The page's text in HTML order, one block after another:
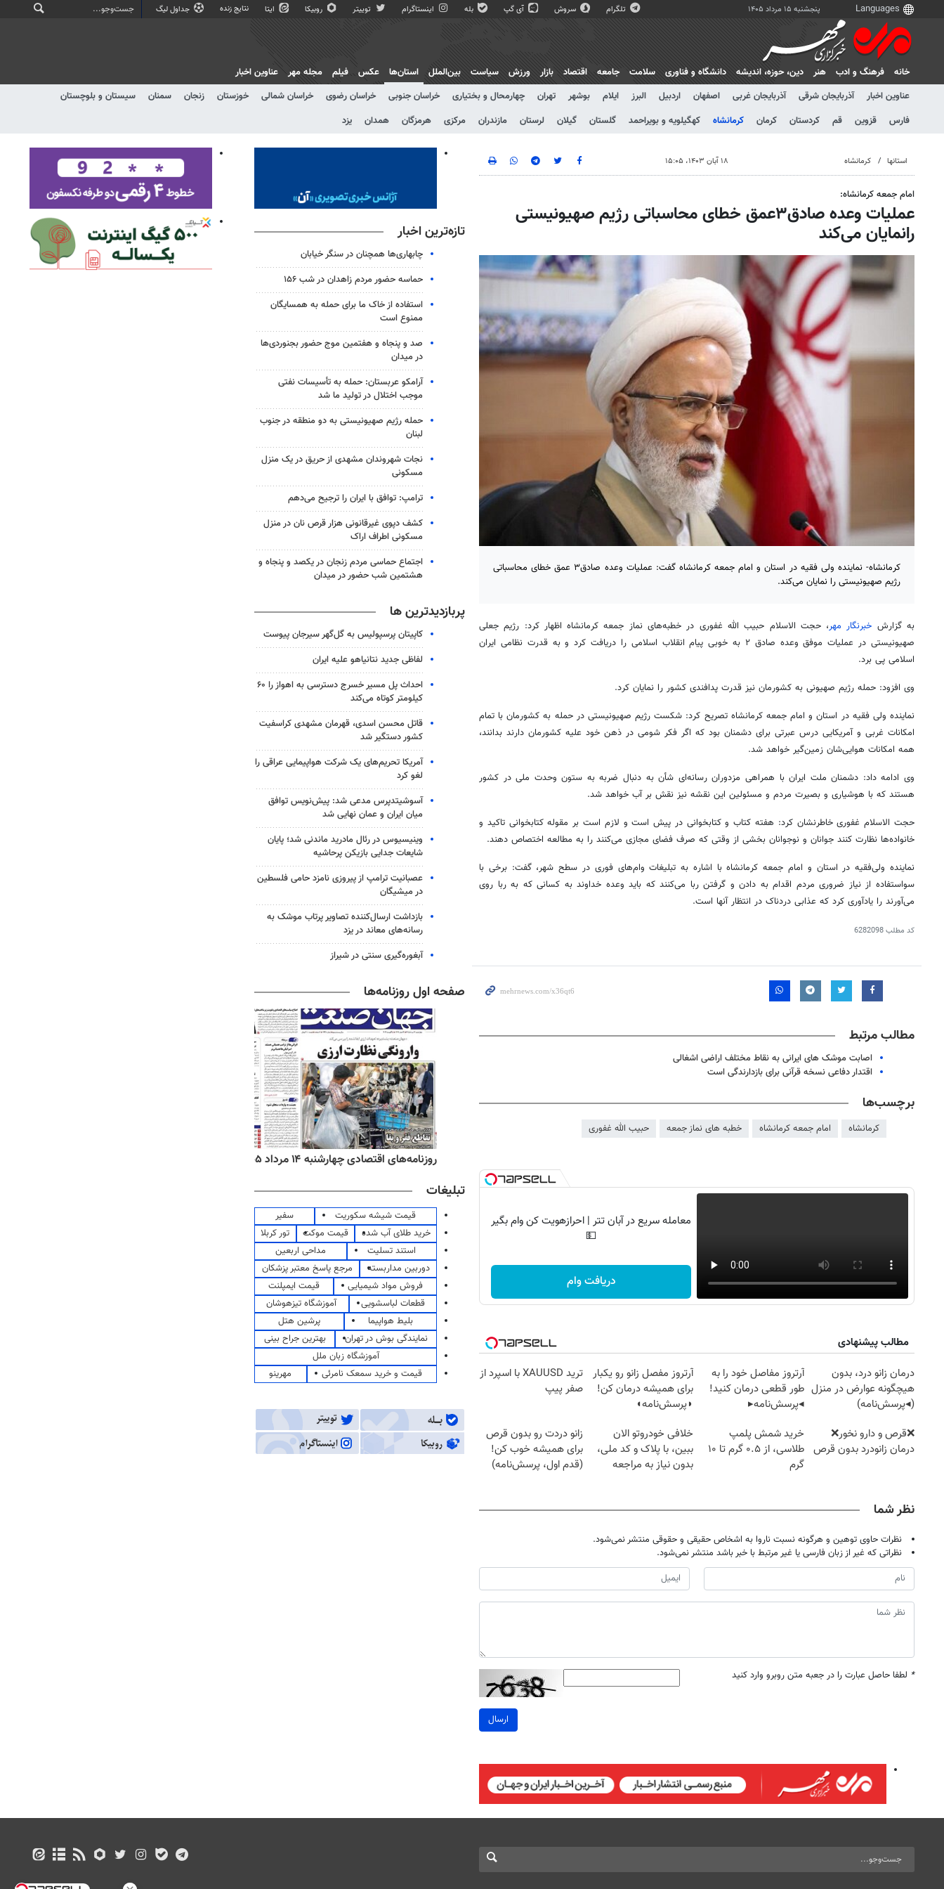
پنجشنبه ۱۵ مرداد ۱۴۰۵ تلگرام سروش آی گپ بله اینستاگرام توییتر روبیکا ایتا نتایج زنده جداول لیگ
خانه فرهنگ و ادب هنر دين، حوزه، انديشه دانشگاه و فناوری سلامت جامعه اقتصاد بازار ورزش سیاست بین‌الملل
استان‌ها
عناوین اخبار
آذربایجان شرقی آذربایجان غربی اصفهان اردبیل البرز ایلام بوشهر تهران چهارمحال و بختیاری خراسان جنوبی خراسان رضوی خراسان شمالی خوزستان زنجان سمنان
سیستان و بلوچستان
فارس
قزوین قم کردستان کرمان کرمانشاه کهگیلویه و بویراحمد گلستان گیلان لرستان مازندران مرکزی هرمزگان همدان یزد
عکس فیلم مجله مهر عناوین اخبار
استانها کرمانشاه ۱۸ آبان ۱۴۰۳، ۱۵:۰۵
امام جمعه کرمانشاه:
عملیات وعده صادق۳عمق خطای محاسباتی رژیم صهیونیستی
رانمایان می‌کند
کرمانشاه- نماینده ولی فقیه در استان و امام جمعه کرمانشاه گفت: عملیات وعده صادق۳ عمق خطای محاسباتی
رژیم صهیونیستی را نمایان می‌کند.
به گزارش خبرنگار مهر، حجت الاسلام حبیب الله غفوری در خطبه‌های نماز جمعه کرمانشاه اظهار کرد: رژیم جعلی
صهیونیستی در عملیات موفق وعده صادق ۲ به خوبی پیام انقلاب اسلامی را دریافت کرد و به قدرت نظامی ایران
اسلامی پی برد.
وی افزود: حمله رژیم صهیونی به کشورمان نیز قدرت پدافندی کشور را نمایان کرد.
نماینده ولی فقیه در استان و امام جمعه کرمانشاه تصریح کرد: شکست رژیم صهیونیستی در حمله به کشورمان با تمام
امکانات غربی و آمریکایی درس عبرتی برای دشمنان بود که اگر فکر شومیدر ذهن خود علیه کشورمان دارند بدانند،
همه امکانات هوایی‌شان زمین‌گیر خواهد شد.
وی ادامه داد: دشمنان ملت ایران با همراهی مزدوران رسانه‌ای شأن به دنبال ضربه به ستون وحدت ملی در کشور
هستند که با هوشیاری و بصیرت مردم و مسئولین این نقشه نیز نقش بر آب خواهد شد.
حجت الاسلام غفوری خاطرنشان کرد: هفته کتاب و کتابخوانی در پیش است و لازم است بر مقوله کتابخوانی تاکید و
خانواده‌ها نظارت کنند جوانان و نوجوانان بخشی از وقتی که صرف فضای مجازی می‌کنند را به مطالعه اختصاص دهند.
نماینده ولی‌فقیه در استان و امام جمعه کرمانشاه با اشاره به تبلیغات وام‌های فوری در سطح شهر، گفت: برخی با
سواستفاده از نیاز ضروری مردم اقدام به دادن و گرفتن ربا می‌کنند که باید وعده خداوند به کسانی که به ربا روی
می‌آورند را یادآوری کرد که عذابی دردناک در انتظار آنها است.
کد مطلب6282098
مطالب مرتبط
اصابت موشک های ایرانی به نقاط مختلف اراضی اشغالی
اقتدار دفاعی نسخه قرآنی برای بازدارندگی است
برچسب‌ها
کرمانشاه امام جمعه کرمانشاه خطبه های نماز جمعه حبیب الله غفوری
معامله سریع در آبان تتر | احرازهویت کن وام بگیر
💵
دریافت وام
مطالب پیشنهادی
درمان زانو درد، بدون
هیچگونه عوارض در منزل
(◂پرسش‌نامه)
آرتروز مفاصل خود را به
طور قطعی درمان کنید!
◂پرسش‌نامه▸
آرتروز مفصل زانو رو یکبار
برای همیشه درمان کن!
◗پرسش‌نامه◖
ترید XAUUSD با اسپرد از
صفر پیپ
❌قرص‌ و دارو نخور❌
درمان زانودرد بدون قرص
خرید شمش پلمپ
طلاسی، از ۰.۵ گرم تا ۱۰
گرم
خلافی خودروتو الان
ببین، با پلاک و کد ملی،
بدون نیاز به مراجعه
زانو دردت رو بدون قرص
برای همیشه خوب کن!
(قدم اول، پرسش‌نامه)
نظر شما
نظرات حاوی توهین و هرگونه نسبت ناروا به اشخاص حقیقی و حقوقی منتشر نمی‌شود.
نظراتی که غیر از زبان فارسی یا غیر مرتبط با خبر باشد منتشر نمی‌شود.
* لطفا حاصل عبارت را در جعبه متن روبرو وارد کنید
ارسال
تازه‌ترین اخبار
چابهاری‌ها همچنان در سنگر خیابان
حماسه حضور مردم زاهدان در شب ۱۵۶
استفاده از خاک ما برای حمله به همسایگان
ممنوع است
صد و پنجاه و هفتمین موج حضور بجنوردی‌ها
در میدان
آرامکو عربستان: حمله به تأسیسات نفتی
موجب اختلال در تولید ما شد
حمله رژیم صهیونیستی به دو منطقه در جنوب
لبنان
نجات شهروندان مشهدی از حریق در یک منزل
مسکونی
ترامپ: توافق با ایران را ترجیح می‌دهم
کشف دپوی غیرقانونی هزار قرص نان در منزل
مسکونی اطراف اراک
اجتماع حماسی مردم زنجان در یکصد و پنجاه و
هشتمین شب حضور در میدان
پربازدیدترین ها
کاپیتان پرسپولیس به گل‌گهر سیرجان پیوست
لفاظی جدید نتانیاهو علیه ایران
احداث پل مسیر خسرج دسترسی به اهواز را ۶۰
کیلومتر کوتاه می‌کند
قاتل محسن اسدی، قهرمان مشهدی کراسفیت
کشور دستگیر شد
آمریکا تحریم‌های یک شرکت هواپیمایی عراقی را
لغو کرد
آسوشیتدپرس مدعی شد: پیش‌نویس توافق
میان ایران و عمان نهایی شد
وینیسیوس در رئال مادرید ماندنی شد؛ پایان
شایعات جدایی بازیکن پرحاشیه
عصبانیت ترامپ از پیروزی نامزد حامی فلسطین
در میشیگان
بازداشت ارسال‌کننده تصاویر پرتاب موشک به
رسانه‌های معاند در یزد
آبغوره‌گیری سنتی در شیراز
صفحه اول روزنامه‌ها
روزنامه‌های اقتصادی چهارشنبه ۱۴ مرداد ۱۴۰۵
تبلیغات
قیمت شیشه سکوریت
سفیر
خرید طلای آب شده
قیمت موکت
تور کربلا
استند تسلیت
مداحی اربعین
دوربین مداربسته
مرجع پاسخ معتبر پزشکان
فروش مواد شیمیایی
قیمت ایمپلنت
قطعات لباسشویی
آموزشگاه تیزهوشان
بلیط هواپیما
پرشین هتل
نمایندگی بوش در تهران
بهترین جراح بینی
آموزشگاه زبان ملل
قیمت و خرید سمعک نامرئی
مهرینو